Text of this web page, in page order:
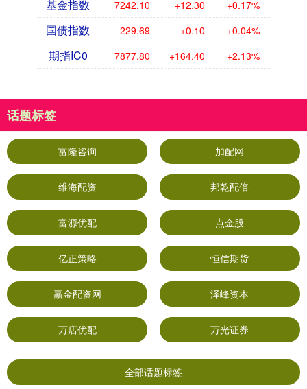
基金指数 7242.10 +12.30 +0.17%
国债指数 229.69 +0.10 +0.04%
期指IC0 7877.80 +164.40 +2.13%
话题标签
富隆咨询 加配网
维海配资 邦乾配倍
富源优配 点金股
亿正策略 恒信期货
赢金配资网 泽峰资本
万店优配 万光证券
全部话题标签